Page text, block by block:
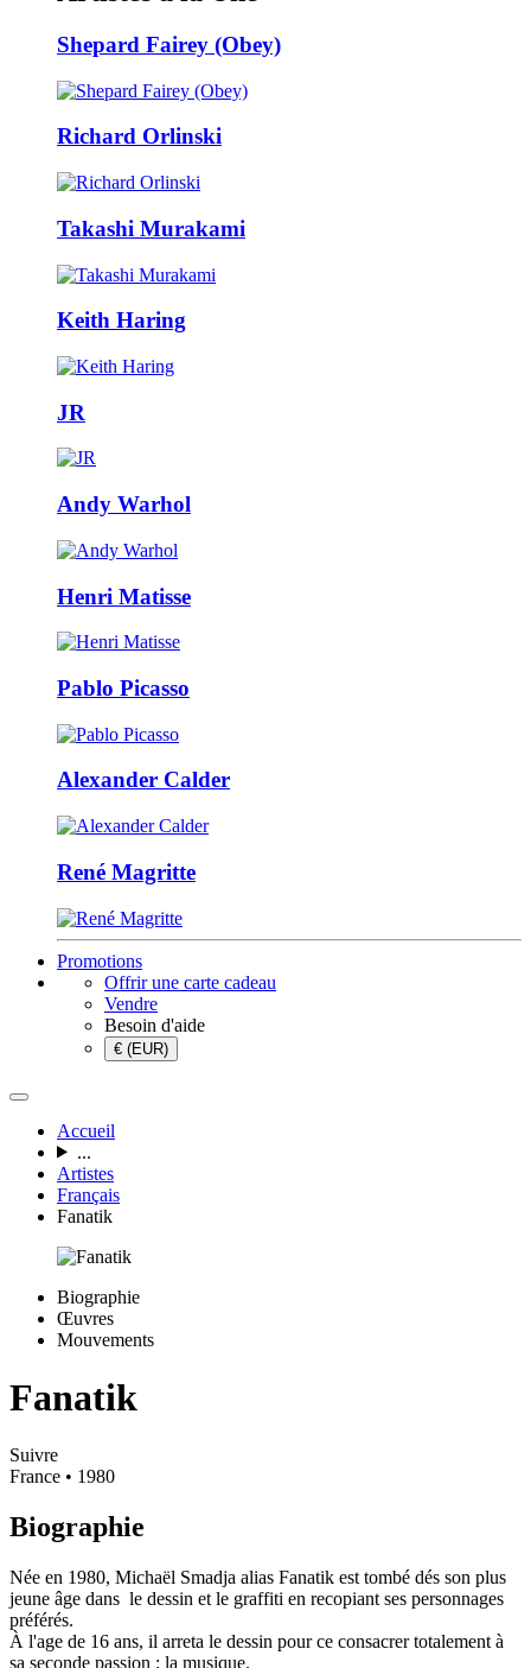
Shepard Fairey (Obey)
Richard Orlinski
Takashi Murakami
Keith Haring
JR
Andy Warhol
Henri Matisse
Pablo Picasso
Alexander Calder
René Magritte
Promotions
Offrir une carte cadeau
Vendre
Besoin d'aide
€ (EUR)
Accueil
...
Artistes
Français
Fanatik
Biographie
Œuvres
Mouvements
Fanatik
Suivre
France • 1980
Biographie
Née en 1980, Michaël Smadja alias Fanatik est tombé dés son plus
jeune âge dans le dessin et le graffiti en recopiant ses personnages
préférés.
À l'age de 16 ans, il arreta le dessin pour ce consacrer totalement à
sa seconde passion : la musique.